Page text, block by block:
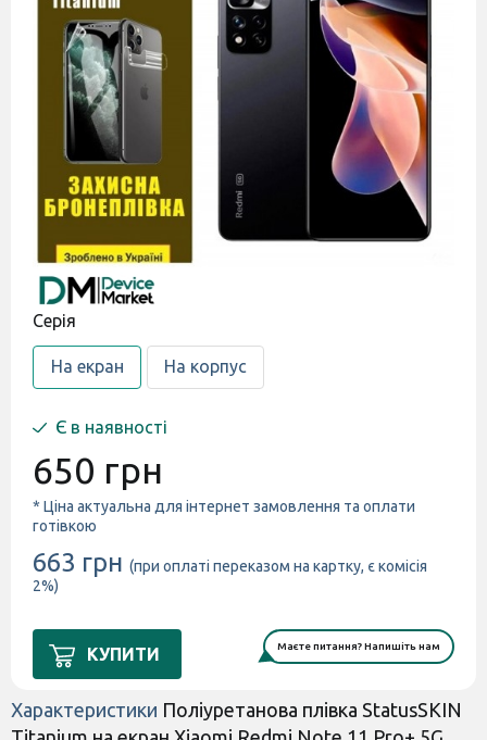
Серія
На екран На корпус
Є в наявності
650 грн
* Ціна актуальна для інтернет замовлення та оплати
готівкою
663 грн (при оплаті переказом на картку, є комісія
2%)
КУПИТИ Маєте питання? Напишіть нам
Характеристики Поліуретанова плівка StatusSKIN